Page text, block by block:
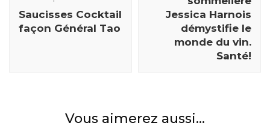
Saucisses Cocktail
façon Général Tao
Jessica Harnois
démystifie le
monde du vin.
Santé!
Vous aimerez aussi...